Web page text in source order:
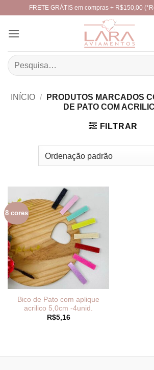
content
FRETE GRÁTIS em compras + R$150,00
Pesquisar
por:
INÍCIO /
PRODUTOS MARCADOS
DE PATO COM
FILTRAR
8 cores
Bico de Pato com aplique
acrilico 5,0cm -4unid.
R$5,16